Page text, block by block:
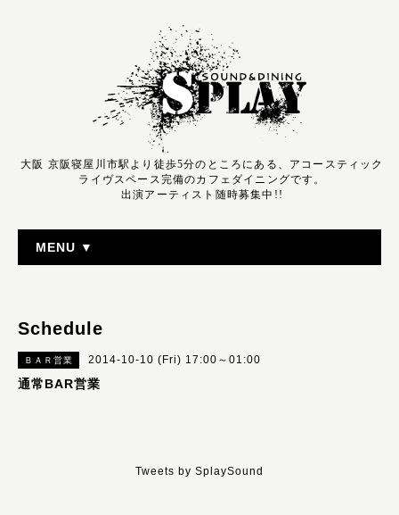
大阪 京阪寝屋川市駅より徒歩5分のところにある、アコースティック
ライヴスペース完備のカフェダイニングです。
出演アーティスト随時募集中!!
MENU ▼
Schedule
ＢＡＲ営業 2014-10-10 (Fri) 17:00～01:00
通常BAR営業
Tweets by SplaySound